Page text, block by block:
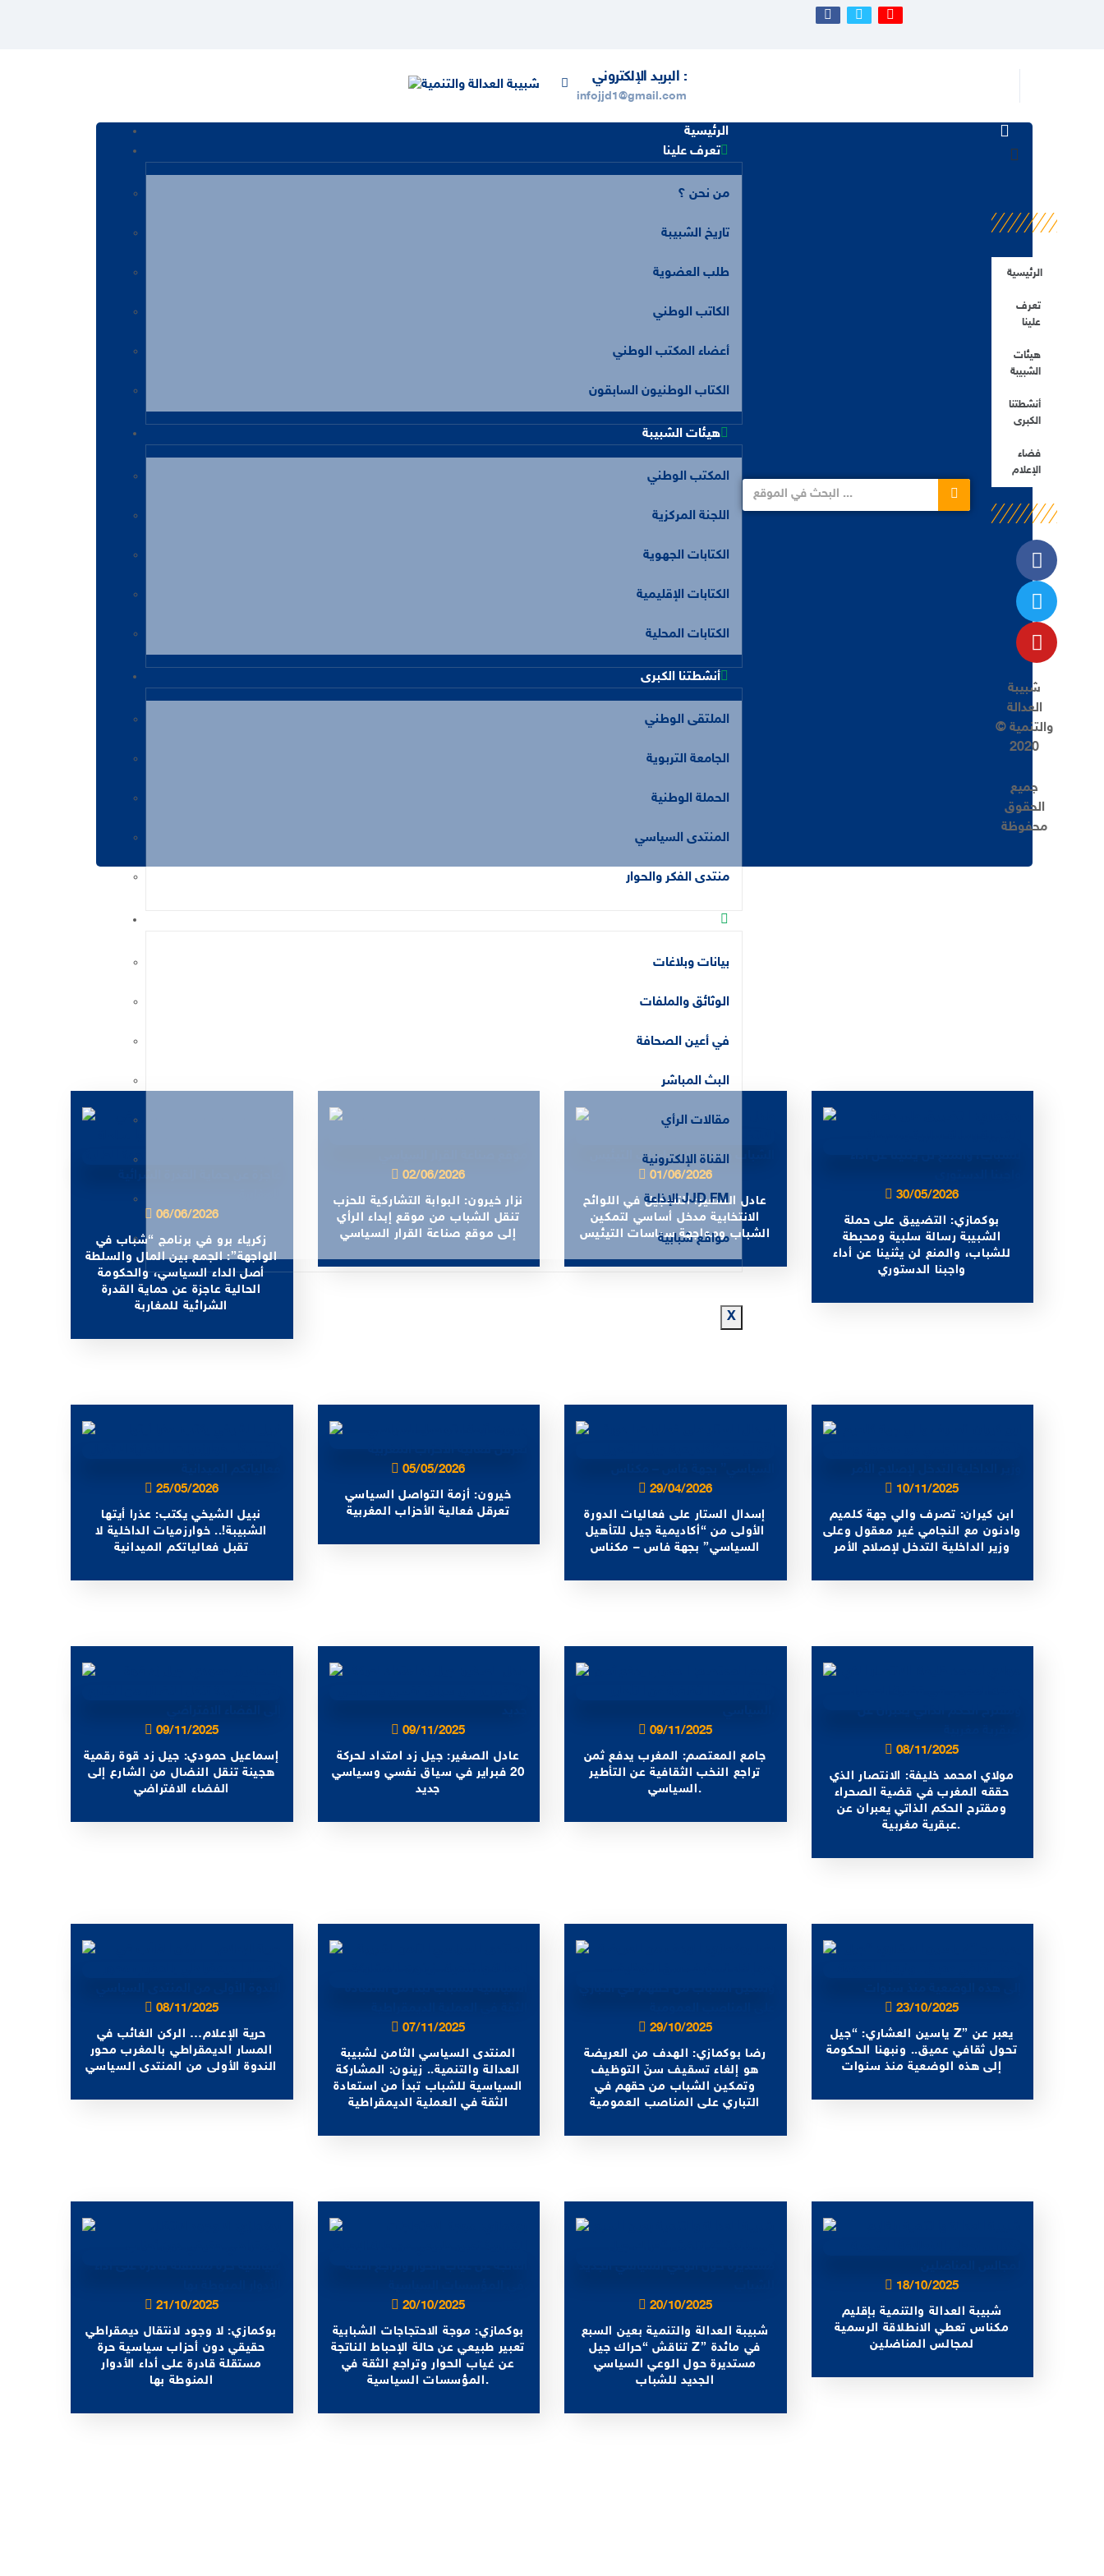
البريد الإلكتروني :
infojjd1@gmail.com
الرئيسية
تعرف علينا
من نحن ؟
تاريخ الشبيبة
طلب العضوية
الكاتب الوطني
أعضاء المكتب الوطني
الكتاب الوطنيون السابقون
هيئات الشبيبة
المكتب الوطني
اللجنة المركزية
الكتابات الجهوية
الكتابات الإقليمية
الكتابات المحلية
أنشطتنا الكبرى
الملتقى الوطني
الجامعة التربوية
الحملة الوطنية
المنتدى السياسي
منتدى الفكر والحوار
بيانات وبلاغات
الوثائق والملفات
في أعين الصحافة
البث المباشر
مقالات الرأي
القناة الإلكترونية
الإذاعة JJD FM
مواقع شبابية
X
الرئيسية
تعرف
علينا
هيئات
الشبيبة
أنشطتنا
الكبرى
فضاء
الإعلام
شبيبة
العدالة
والتنمية ©
2020
جميع
الحقوق
محفوظة
06/06/2026
زكرياء برو في برنامج “شباب في
الواجهة”: الجمع بين المال والسلطة
أصل الداء السياسي، والحكومة
الحالية عاجزة عن حماية القدرة
الشرائية للمغاربة
02/06/2026
نزار خيرون: البوابة التشاركية للحزب
تنقل الشباب من موقع إبداء الرأي
إلى موقع صناعة القرار السياسي
01/06/2026
عادل الصغير: التسجيل في اللوائح
الانتخابية مدخل أساسي لتمكين
الشباب ومواجهة سياسات التيئيس
30/05/2026
بوكمازي: التضييق على حملة
الشبيبة رسالة سلبية ومحبطة
للشباب، والمنع لن يثنينا عن أداء
واجبنا الدستوري
25/05/2026
نبيل الشيخي يكتب: عذرا أيتها
الشبيبة!.. خوارزميات الداخلية لا
تقبل فعالياتكم الميدانية
05/05/2026
خيرون: أزمة التواصل السياسي
تعرقل فعالية الأحزاب المغربية
29/04/2026
إسدال الستار على فعاليات الدورة
الأولى من “أكاديمية جيل للتأهيل
السياسي” بجهة فاس – مكناس
10/11/2025
ابن كيران: تصرف والي جهة كلميم
وادنون مع النجامي غير معقول وعلى
وزير الداخلية التدخل لإصلاح الأمر
09/11/2025
إسماعيل حمودي: جيل زد قوة رقمية
هجينة تنقل النضال من الشارع إلى
الفضاء الافتراضي
09/11/2025
عادل الصغير: جيل زد امتداد لحركة
20 فبراير في سياق نفسي وسياسي
جديد
09/11/2025
جامع المعتصم: المغرب يدفع ثمن
تراجع النخب الثقافية عن التأطير
السياسي.
08/11/2025
مولاي امحمد خليفة: الانتصار الذي
حققه المغرب في قضية الصحراء
ومقترح الحكم الذاتي يعبران عن
عبقرية مغربية.
08/11/2025
حرية الإعلام… الركن الغائب في
المسار الديمقراطي بالمغرب محور
الندوة الأولى من المنتدى السياسي
07/11/2025
المنتدى السياسي الثامن لشبيبة
العدالة والتنمية.. زينون: المشاركة
السياسية للشباب تبدأ من استعادة
الثقة في العملية الديمقراطية
29/10/2025
رضا بوكمازي: الهدف من العريضة
هو إلغاء تسقيف سنّ التوظيف
وتمكين الشباب من حقهم في
التباري على المناصب العمومية
23/10/2025
ياسين العشاري: “جيل Z” يعبر عن
تحول ثقافي عميق.. ونبهنا الحكومة
إلى هذه الوضعية منذ سنوات
21/10/2025
بوكمازي: لا وجود لانتقال ديمقراطي
حقيقي دون أحزاب سياسية حرة
مستقلة قادرة على أداء الأدوار
المنوطة بها
20/10/2025
بوكمازي: موجة الاحتجاجات الشبابية
تعبير طبيعي عن حالة الإحباط الناتجة
عن غياب الحوار وتراجع الثقة في
المؤسسات السياسية.
20/10/2025
شبيبة العدالة والتنمية بعين السبع
تناقش “حراك جيل Z” في مائدة
مستديرة حول الوعي السياسي
الجديد للشباب
18/10/2025
شبيبة العدالة والتنمية بإقليم
مكناس تعطي الانطلاقة الرسمية
لمجالس المناضلين